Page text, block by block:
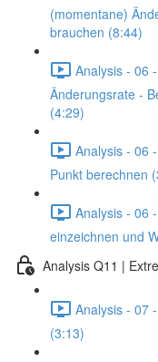
(momentane)
brauchen (8:44)
Analysis - 06
Änderungsrate -
(4:29)
Analysis - 06
Punkt berechnen
Analysis - 06
einzeichnen und
Analysis Q11 |
Analysis - 07
(3:13)